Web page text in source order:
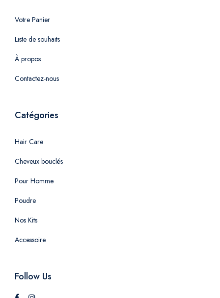
Votre Panier
Liste de souhaits
À propos
Contactez-nous
Catégories
Hair Care
Cheveux bouclés
Pour Homme
Poudre
Nos Kits
Accessoire
Follow Us